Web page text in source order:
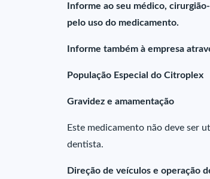
Informe ao seu médico,
pelo uso do medicamento.
Informe também à empresa
População Especial do Citroplex
Gravidez e amamentação
Este medicamento não deve ser
dentista.
Direção de veículos e operação